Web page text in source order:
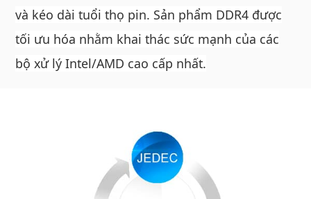
và kéo dài tuổi thọ pin. Sản phẩm DDR4 được
tối ưu hóa nhằm khai thác sức mạnh của các
bộ xử lý Intel/AMD cao cấp nhất.